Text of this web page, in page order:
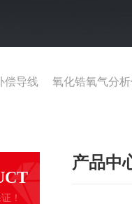
偿导线 氧化锆氧气分
！
产品中